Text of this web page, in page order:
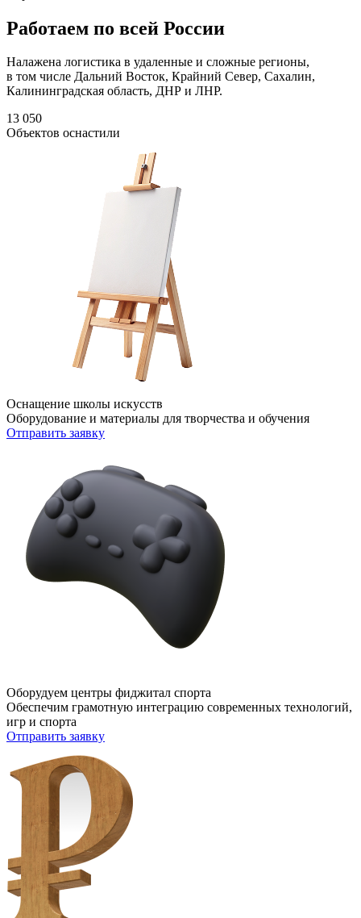
Работаем по всей России
Налажена логистика в удаленные и сложные регионы,
в том числе Дальний Восток, Крайний Север, Сахалин,
Калининградская область, ДНР и ЛНР.
13 050
Объектов оснастили
Оснащение школы искусств
Оборудование и материалы для творчества и обучения
Отправить заявку
Оборудуем центры фиджитал спорта
Обеспечим грамотную интеграцию современных технологий,
игр и спорта
Отправить заявку